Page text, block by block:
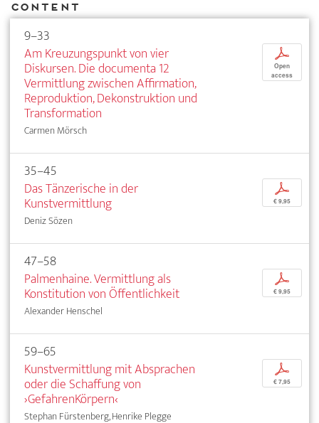
Content
9–33
Am Kreuzungspunkt von vier
Diskursen. Die documenta 12
Vermittlung zwischen Affirmation,
Reproduktion, Dekonstruktion und
Transformation
Carmen Mörsch
p
Open
access
35–45
Das Tänzerische in der
Kunstvermittlung
Deniz Sözen
p
€ 9,95
47–58
Palmenhaine. Vermittlung als
Konstitution von Öffentlichkeit
Alexander Henschel
p
€ 9,95
59–65
Kunstvermittlung mit Absprachen
oder die Schaffung von
›GefahrenKörpern‹
Stephan Fürstenberg, Henrike Plegge
p
€ 7,95